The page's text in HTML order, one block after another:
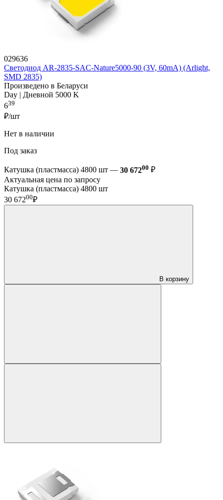
029636
Светодиод AR-2835-SAC-Nature5000-90 (3V, 60mA) (Arlight,
SMD 2835)
Произведено в Беларуси
Day | Дневной 5000 K
639
₽/шт
Нет в наличии
Под заказ
Катушка (пластмасса) 4800 шт — 30 67200 ₽
Актуальная цена по запросу
Катушка (пластмасса) 4800 шт
30 67200₽
В корзину